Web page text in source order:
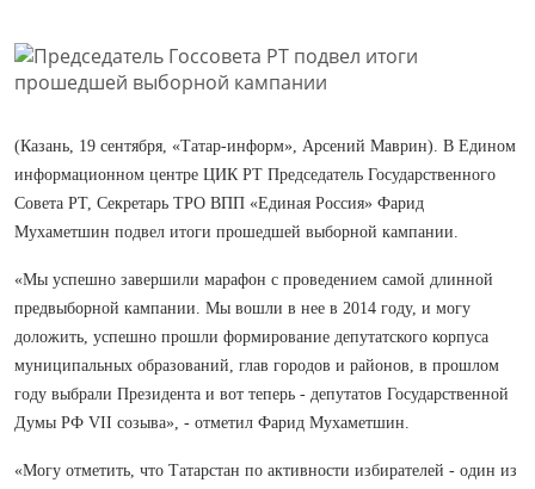
(Казань, 19 сентября, «Татар-информ», Арсений Маврин). В Едином
информационном центре ЦИК РТ Председатель Государственного
Совета РТ, Секретарь ТРО ВПП «Единая Россия» Фарид
Мухаметшин подвел итоги прошедшей выборной кампании.
«Мы успешно завершили марафон с проведением самой длинной
предвыборной кампании. Мы вошли в нее в 2014 году, и могу
доложить, успешно прошли формирование депутатского корпуса
муниципальных образований, глав городов и районов, в прошлом
году выбрали Президента и вот теперь - депутатов Государственной
Думы РФ VII созыва», - отметил Фарид Мухаметшин.
«Могу отметить, что Татарстан по активности избирателей - один из